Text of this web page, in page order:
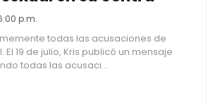
p.m.
todas las acusaciones de
El 19 de julio, Kris publicó un mensaje
todas las acusaci...